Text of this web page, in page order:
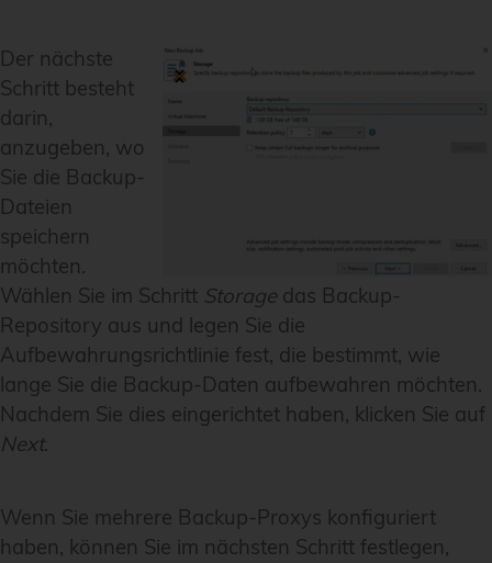
Der nächste
Schritt besteht
darin,
anzugeben, wo
Sie die Backup-
Dateien
speichern
möchten.
Wählen Sie im Schritt Storage das Backup-
Repository aus und legen Sie die
Aufbewahrungsrichtlinie fest, die bestimmt, wie
lange Sie die Backup-Daten aufbewahren möchten.
Nachdem Sie dies eingerichtet haben, klicken Sie auf
Next.
Wenn Sie mehrere Backup-Proxys konfiguriert
haben, können Sie im nächsten Schritt festlegen,